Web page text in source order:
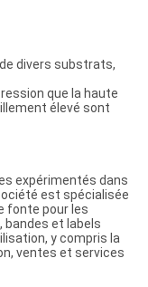
divers substrats,
que la haute
élevé sont
expérimentés dans
est spécialisée
fonte pour les
et labels
y compris la
ventes et services